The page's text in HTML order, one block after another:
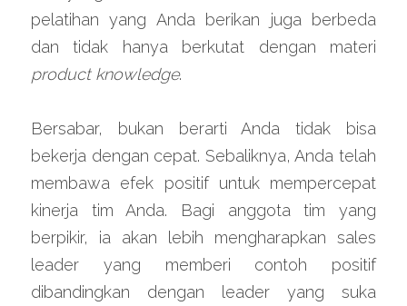
pelatihan yang Anda berikan juga berbeda
product knowledge.
Bersabar, bukan berarti Anda tidak bisa
bekerja dengan cepat. Sebaliknya, Anda telah
membawa efek positif untuk mempercepat
kinerja tim Anda. Bagi anggota tim yang
berpikir, ia akan lebih mengharapkan sales
leader yang memberi contoh positif
dibandingkan dengan leader yang suka